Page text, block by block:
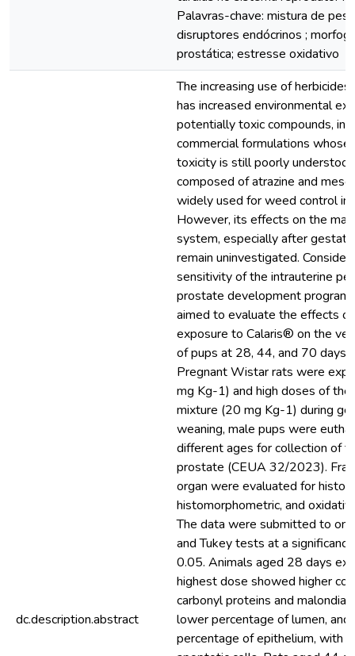
Palavras-chave: mistura de
disruptores endócrinos ;
prostática; estresse oxidativo
dc.description.abstract
The increasing use of herbicides
has increased environmental
potentially toxic compounds,
commercial formulations whose
toxicity is still poorly
composed of atrazine and
widely used for weed control in
However, its effects on the
system, especially after
remain uninvestigated.
sensitivity of the intrauterine
prostate development
aimed to evaluate the effects
exposure to Calaris® on the
of pups at 28, 44, and 70 days
Pregnant Wistar rats were
mg Kg-1) and high doses of the
mixture (20 mg Kg-1) during
weaning, male pups were
different ages for collection of
prostate (CEUA 32/2023).
organ were evaluated for
histomorphometric, and
The data were submitted to
and Tukey tests at a
0.05. Animals aged 28 days
highest dose showed higher
carbonyl proteins and
lower percentage of lumen, and
percentage of epithelium, with